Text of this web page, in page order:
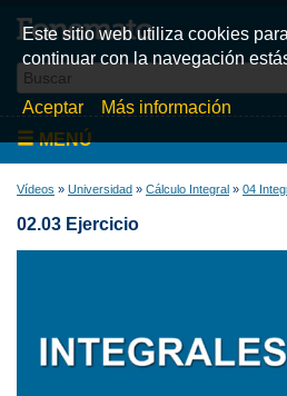
Inicio
Videos
Fonemato
Blog
MENÚ
Vídeos » Universidad » Cálculo Integral » 04
02.03 Ejercicio
Este sitio web utiliza cookies
continuar con la navegación
Aceptar Más información